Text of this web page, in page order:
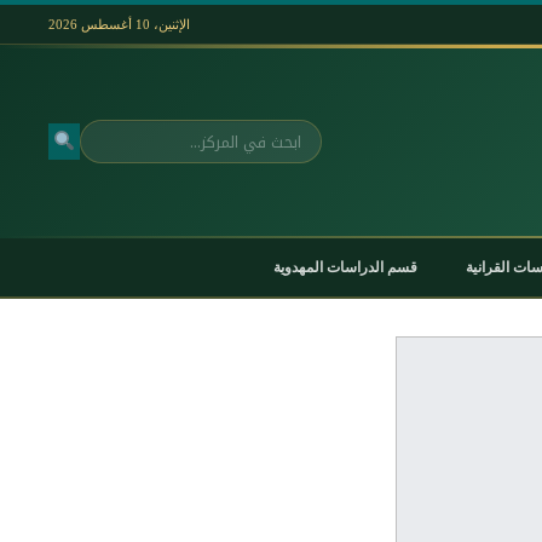
الإثنين، 10 أغسطس 2026
بحث
القرانية قسم الدراسات المهدوية